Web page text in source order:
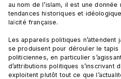
au nom de l’islam, il est une donnée
tendances historiques et
laïcité française.
Les appareils politiques n’attendent
se produisent pour dérouler le
politiciennes, en particulier
d’attributions politiques s’inscrivant
exploitent plutôt tout ce que